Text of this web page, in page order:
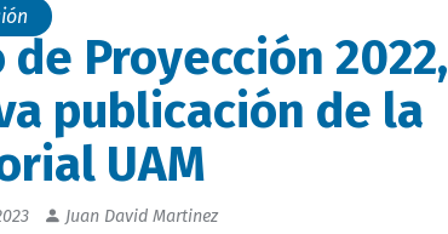
de Proyección 2022,
publicación de la
UAM
Juan David Martinez